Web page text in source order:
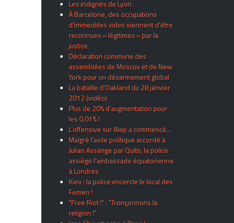
Les indignés de Lyon
À Barcelone, des occupations
d’immeubles vides viennent d’être
reconnues « légitimes » par la
justice.
Déclaration commune des
assemblées de Moscou et de New
York pour un désarmement global
La bataille d’Oakland du 28 janvier
2012 (vidéo)
Plus de 20% d’augmentation pour
les 0,01% !
L’offensive sur Alep a commencé…
Malgré l’asile politique accordé à
Julian Assange par Quito, la police
assiège l’ambassade équatorienne
à Londres
Kiev : la police encercle le local des
Femen !
"Free Riot !" : "Tronçonnons la
religion !"